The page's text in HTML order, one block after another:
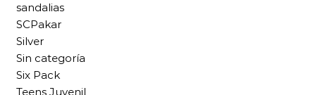
sandalias
SCPakar
Silver
Sin categoría
Six Pack
Teens Juvenil